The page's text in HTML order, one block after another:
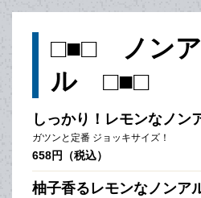
□■□ ノンア
ル □■□
しっかり！レモンなノン
ガツンと定番 ジョッキサイズ！
658円（税込）
柚子香るレモンなノンア